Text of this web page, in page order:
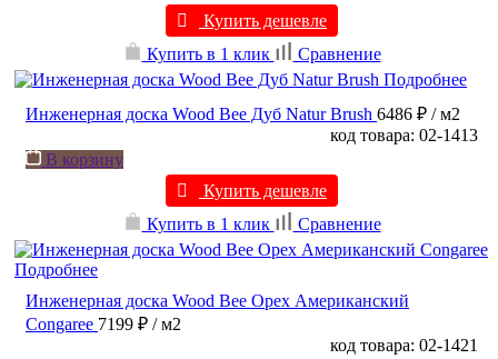
Купить дешевле
Купить в 1 клик
Сравнение
Подробнее
Инженерная доска Wood Bee Дуб Natur Brush 6486 ₽ / м2
код товара: 02-1413
В корзину
Купить дешевле
Купить в 1 клик
Сравнение
Подробнее
Инженерная доска Wood Bee Орех Американский
Congaree 7199 ₽ / м2
код товара: 02-1421